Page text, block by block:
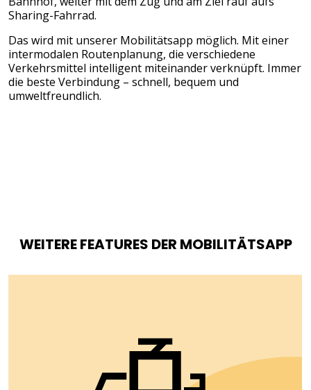
Sharing-Fahrrad.
Das wird mit unserer Mobilitätsapp möglich. Mit einer
intermodalen Routenplanung, die verschiedene
Verkehrsmittel intelligent miteinander verknüpft. Immer
die beste Verbindung – schnell, bequem und
umweltfreundlich.
WEITERE FEATURES DER MOBILITÄTSAPP